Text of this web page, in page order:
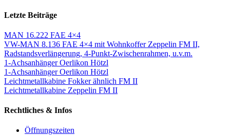
Letzte Beiträge
MAN 16.222 FAE 4×4
VW-MAN 8.136 FAE 4×4 mit Wohnkoffer Zeppelin FM II,
Radstandsverlängerung, 4-Punkt-Zwischenrahmen, u.v.m.
1-Achsanhänger Oerlikon Hötzl
1-Achsanhänger Oerlikon Hötzl
Leichtmetallkabine Fokker ähnlich FM II
Leichtmetallkabine Zeppelin FM II
Rechtliches & Infos
Öffnungszeiten